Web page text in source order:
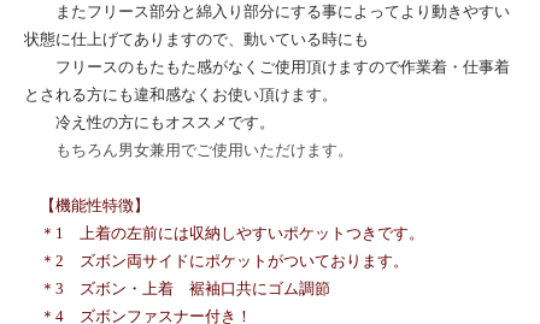
またフリース部分と綿入り部分にする事によってより動きやすい
状態に仕上げてありますので、動いている時にも
フリースのもたもた感がなくご使用頂けますので作業着・仕事着
とされる方にも違和感なくお使い頂けます。
冷え性の方にもオススメです。
もちろん男女兼用でご使用いただけます。
【機能性特徴】
＊1 上着の左前には収納しやすいポケットつきです。
＊2 ズボン両サイドにポケットがついております。
＊3 ズボン・上着 裾袖口共にゴム調節
＊4 ズボンファスナー付き！